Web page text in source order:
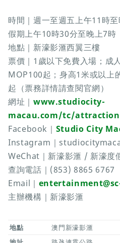
時間｜週一至週五上午11時
假期上午10時30分至晚上7時
地點｜新濠影滙西翼三樓
票價｜1歲以下免費入場；成
MOP100起；身高1米或以上
起（票務詳情請查閱官網）
網址｜ www.studiocity-
macau.com/tc/
Facebook｜ Studio City
Instagram｜
WeChat｜新濠影滙 / 新濠度
查詢電話｜(853) 8865 6767
Email｜
主辦機構｜新濠影滙
地點
澳門新濠影滙